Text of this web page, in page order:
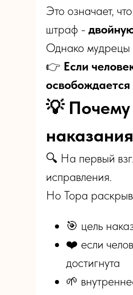
Это означает,
штраф -
Однако мудрецы
👉 Если
💡
наказания
🔍 На первый
исправления.
Но Тора
🎯 цель
❤️ если
достигнута
🌱